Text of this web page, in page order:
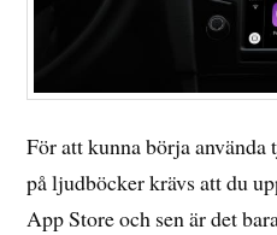
För att kunna börja
på ljudböcker krävs att du
App Store och sen är det